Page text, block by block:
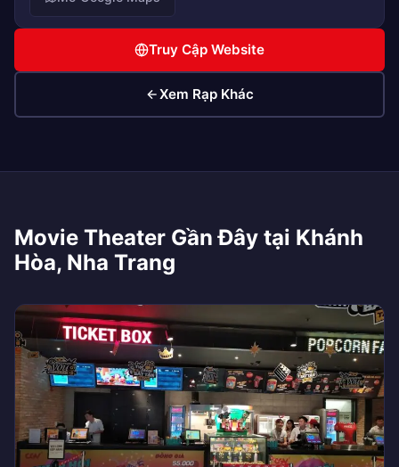
Truy Cập Website
Xem Rạp Khác
Movie Theater Gần Đây tại Khánh
Hòa, Nha Trang